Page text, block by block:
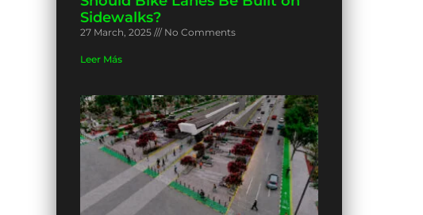
Sidewalks?
27 March, 2025 No Comments
Leer Más